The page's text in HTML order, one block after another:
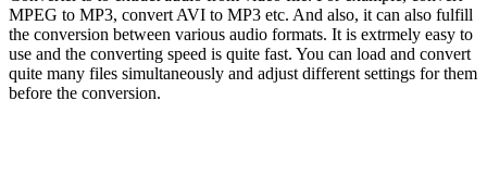
MPEG to MP3, convert AVI to MP3 etc. And also, it can also fulfill
the conversion between various audio formats. It is extrmely easy to
use and the converting speed is quite fast. You can load and convert
quite many files simultaneously and adjust different settings for them
before the conversion.